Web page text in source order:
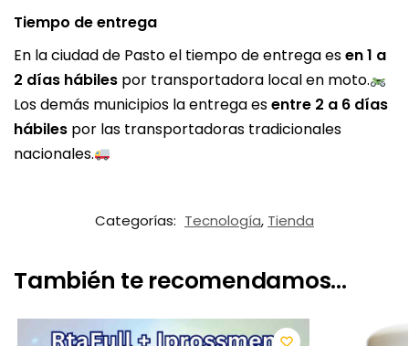
Tiempo de entrega
En la ciudad de Pasto el tiempo de entrega esen 1 a
2 días hábiles por transportadora local en moto.
Los demás municipios la entrega esentre 2 a 6 días
hábiles por las transportadoras tradicionales
nacionales.
Categorías: Tecnología, Tienda
También te recomendamos...